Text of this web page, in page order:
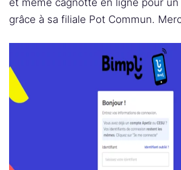
grâce à sa filiale Pot Commun.